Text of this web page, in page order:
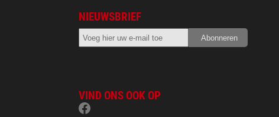
NIEUWSBRIEF
VIND ONS OOK OP